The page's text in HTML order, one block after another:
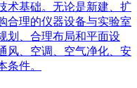
术基础。无论是新建、扩
合理的仪器设备与实验室
划、合理布局和平面设
风、空调、空气净化、安
条件。